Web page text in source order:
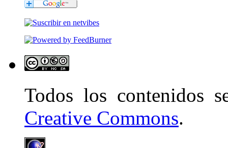
Todos los contenidos
Creative Commons.